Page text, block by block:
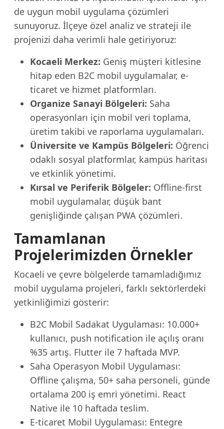
de uygun mobil uygulama çözümleri
sunuyoruz. İlçeye özel analiz ve strateji ile
projenizi daha verimli hale getiriyoruz:
Kocaeli Merkez: Geniş müşteri kitlesine
hitap eden B2C mobil uygulamalar, e-
ticaret ve hizmet platformları.
Organize Sanayi Bölgeleri: Saha
operasyonları için mobil veri toplama,
üretim takibi ve raporlama uygulamaları.
Üniversite ve Kampüs Bölgeleri: Öğrenci
odaklı sosyal platformlar, kampüs haritası
ve etkinlik yönetimi.
Kırsal ve Periferik Bölgeler: Offline-first
mobil uygulamalar, düşük bant
genişliğinde çalışan PWA çözümleri.
Tamamlanan
Projelerimizden Örnekler
Kocaeli ve çevre bölgelerde tamamladığımız
mobil uygulama projeleri, farklı sektörlerdeki
yetkinliğimizi gösterir:
B2C Mobil Sadakat Uygulaması: 10.000+
kullanıcı, push notification ile açılış oranı
%35 artış. Flutter ile 7 haftada MVP.
Saha Operasyon Mobil Uygulaması:
Offline çalışma, 50+ saha personeli, günde
ortalama 200 iş emri yönetimi. React
Native ile 10 haftada teslim.
E-ticaret Mobil Uygulaması: Entegre